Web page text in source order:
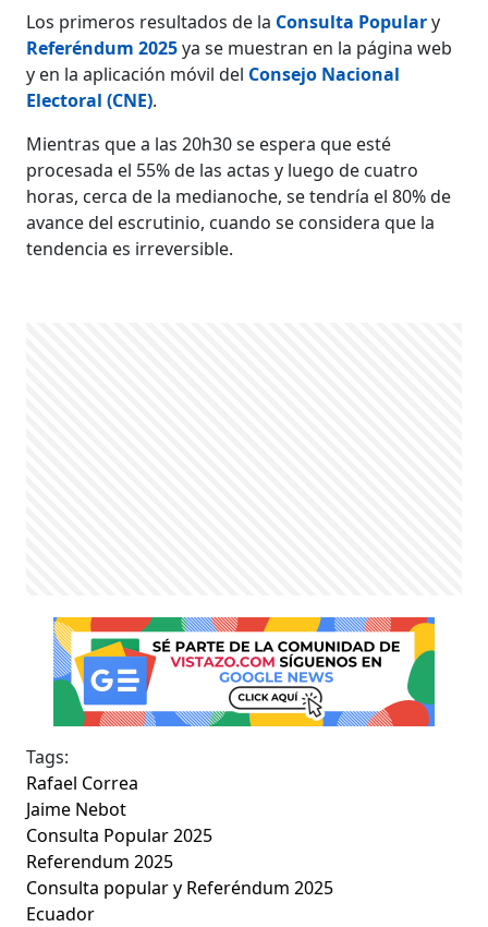
Los primeros resultados de la Consulta Populary
Referéndum 2025ya se muestran en la página web
y en la aplicación móvil del Consejo Nacional
Electoral (CNE).
Mientras que a las 20h30 se espera que esté
procesada el 55% de las actas y luego de cuatro
horas, cerca de la medianoche, se tendría el 80% de
avance del escrutinio, cuando se considera que la
tendencia es irreversible.
Tags:
Rafael Correa
Jaime Nebot
Consulta Popular 2025
Referendum 2025
Consulta popular y Referéndum 2025
Ecuador